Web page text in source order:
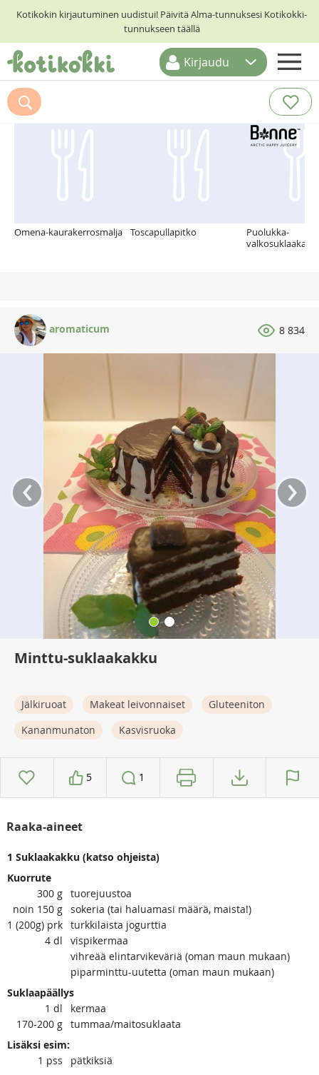
Kotikokin kirjautuminen uudistui! Päivitä Alma-tunnuksesi Kotikokki-
tunnukseen täällä
ETUSIVU
RESEPTIHAKU
Kirjaudu
Suosittelemme myös
Omena-kaurakerrosmalja Toscapullapitko
Puolukka-
aromaticum 8 834
‹ ›
Minttu-suklaakakku
Jälkiruoat Makeat leivonnaiset
Gluteeniton
Kananmunaton
Kasvisruoka
5 1
Raaka-aineet
1 Suklaakakku (katso ohjeista)
Kuorrute
300 g tuorejuustoa
noin 150 g sokeria (tai haluamasi määrä, maista!)
1 (200g) prk turkkilaista jogurttia
4 dl
vispikermaa
vihreää elintarvikeväriä (oman maun mukaan)
piparminttu-uutetta (oman maun mukaan)
Suklaapäällys
1 dl
kermaa
170-200 g tummaa/maitosuklaata
Lisäksi esim:
1 pss pätkiksiä